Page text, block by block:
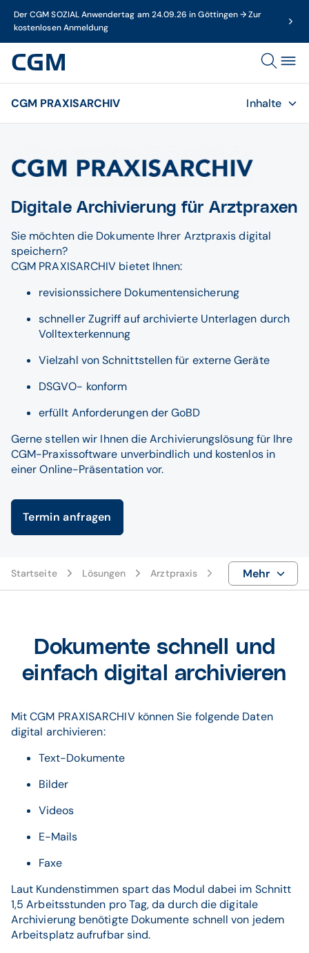
Der CGM SOZIAL Anwendertag am 24.09.26 in Göttingen → Zur
kostenlosen Anmeldung
CGM PRAXISARCHIV Inhalte
Digitale Archivierung für Arztpraxen
Sie möchten die Dokumente Ihrer Arztpraxis digital
speichern?
CGM PRAXISARCHIV bietet Ihnen:
revisionssichere Dokumentensicherung
schneller Zugriff auf archivierte Unterlagen durch
Volltexterkennung
Vielzahl von Schnittstellen für externe Geräte
DSGVO- konform
erfüllt Anforderungen der GoBD
Gerne stellen wir Ihnen die Archivierungslösung für Ihre
CGM-Praxissoftware unverbindlich und kostenlos in
einer Online-Präsentation vor.
Termin anfragen
Startseite Lösungen Arztpraxis Zusatzprodukte
Mehr
Dokumente schnell und
einfach digital archivieren
Mit CGM PRAXISARCHIV können Sie folgende Daten
digital archivieren:
Text-Dokumente
Bilder
Videos
E-Mails
Faxe
Laut Kundenstimmen spart das Modul dabei im Schnitt
1,5 Arbeitsstunden pro Tag, da durch die digitale
Archivierung benötigte Dokumente schnell von jedem
Arbeitsplatz aufrufbar sind.